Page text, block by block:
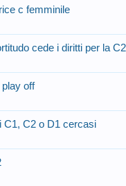
c femminile
cede i diritti per la C2
play off
C1, C2 o D1 cercasi